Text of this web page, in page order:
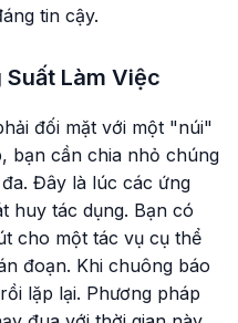
tin cậy.
Suất Làm Việc
đối mặt với một "núi"
bạn cần chia nhỏ chúng
Đây là lúc các ứng
huy tác dụng. Bạn có
cho một tác vụ cụ thể
đoạn. Khi chuông báo
lặp lại. Phương pháp